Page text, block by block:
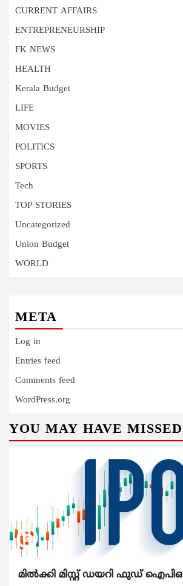
CURRENT AFFAIRS
ENTREPRENEURSHIP
FK NEWS
HEALTH
Kerala Budget
LIFE
MOVIES
POLITICS
SPORTS
Tech
TOP STORIES
Uncategorized
Union Budget
WORLD
META
Log in
Entries feed
Comments feed
WordPress.org
YOU MAY HAVE MISSED
മിൽക്കി മിസ്റ്റ് ഡയറി ഫുഡ് ഐപിഒ